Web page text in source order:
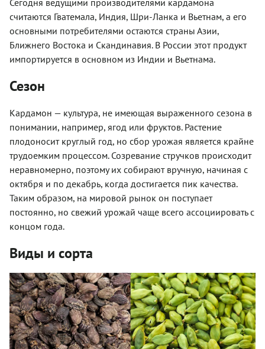
считаются Гватемала, Индия, Шри-Ланка и Вьетнам, а его
основными потребителями остаются страны Азии,
Ближнего Востока и Скандинавия. В России этот продукт
импортируется в основном из Индии и Вьетнама.
Сезон
Кардамон — культура, не имеющая выраженного сезона в
понимании, например, ягод или фруктов. Растение
плодоносит круглый год, но сбор урожая является крайне
трудоемким процессом. Созревание стручков происходит
неравномерно, поэтому их собирают вручную, начиная с
октября и по декабрь, когда достигается пик качества.
Таким образом, на мировой рынок он поступает
постоянно, но свежий урожай чаще всего ассоциировать с
концом года.
Виды и сорта